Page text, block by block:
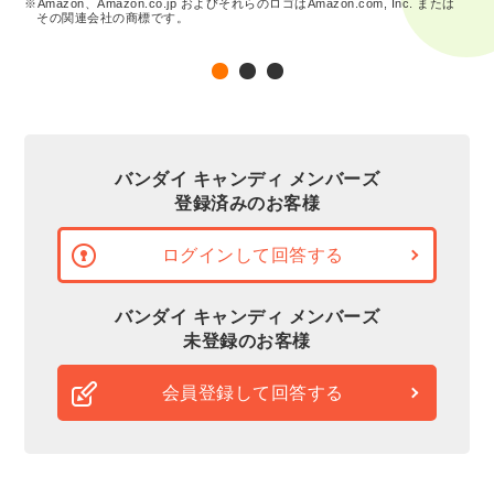
※Amazon、Amazon.co.jp およびそれらのロゴはAmazon.com, Inc. または
その関連会社の商標です。
バンダイ キャンディ メンバーズ
登録済みのお客様
ログインして回答する
バンダイ キャンディ メンバーズ
未登録のお客様
会員登録して回答する